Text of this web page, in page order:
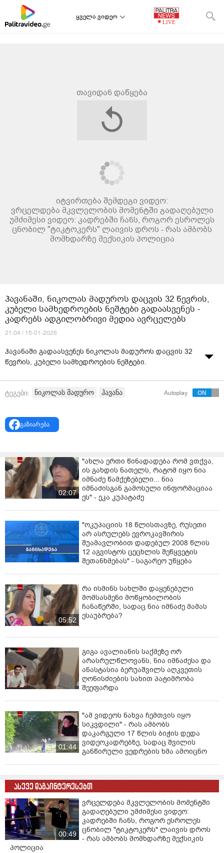
ყველა ვიდეო
თავიდან დაწყება
იტვირთება შემდეგი ვიდეო:
ვრცელდება მკვლელობის მომენტში გადაღებული
უმძიმესი ვიდეო: კადრებში ჩანს, როგორ ესროლეს
ცნობილ "ტიკტოკერს" ლაივის დროს - რას ამბობს
მომხდარზე მექსიკის პოლიცია
ჰავანაში, ნიკოლას მადუროს დაცვის 32 წევრის,
კუბელი სამხედროების ნეშტები გადაასვენეს -
კადრებს ადგილობრივი მედია ავრცელებს
21:04 / 15-01-2026
ჰავანაში გადაასვენეს ნიკოლას მადუროს დაცვის 32
წევრის, კუბელი სამხედროების ნეშტები.
ისინი ვენესუელაში დაიღუპნენ აშშ-ს სპეცოპერაციის
დროს, რომლის ფარგლებშიც, ნიკოლას მადურო,
წარსადგენად. კუბაში სამხედროებს პატივით
დახვდნენ. კადრებს ადგილობრივი მედია ავრცელებს
საქმეზე შემდეგი მოსმენა 17 მარტს დანიშნა - რა
დეტალები ხდება სასამართლო მოსმენიდან
ცნობილი?
ტეგები: ნიკოლას მადურო ჰავანა Autoplay
გაზიარება
02:07
"ახლა ერთი წინადადება რომ ვთქვა,
ის გახდის ნათელს, რატომ იყო ნია
იმნაძე წამქეზებელი... ნია
იმნაძისგან გამოსული ინფორმაციაა
ეს" - ეკა კუპატაძე
"ოკუპაციის 18 წლისთავზე, რუსეთი
არ ასრულებს ევროკავშირის
შუამავლობით დადებულ 2008 წლის
12 აგვისტოს ცეცხლის შეწყვეტის
შეთანხმებას" - საგარეო უწყება
05:52
რა ისმინს სახლში დაყენებული
მომსასმენი მოწყობილობის
ჩანაწერში, სადაც ნია იმნაძე მამას
ესაუბრება?
გიგა ავალიანის საქმეზე ორ
არასრულწლოვანს, ნია იმნაძესა და
ანასტასია ბერუაშვილს აღკვეთის
ღონისძიების სახით პატიმრობა
შეეფარდა
01:44
"ამ ვიდეოს ნახვა ჩემთვის იყო
სიკვდილი" - რას ამბობს
დაკარგული 17 წლის ბიჭის დედა
ვიდეოკადრებზე, სადაც შვილის
განწირული ვედრების ხმა ამოიცნო
ასევე დაგაინტერესებთ
00:49
ვრცელდება მკვლელობის მომენტში
გადაღებული უმძიმესი ვიდეო:
კადრებში ჩანს, როგორ ესროლეს
ცნობილ "ტიკტოკერს" ლაივის დროს
- რას ამბობს მომხდარზე მექსიკის
პოლიცია